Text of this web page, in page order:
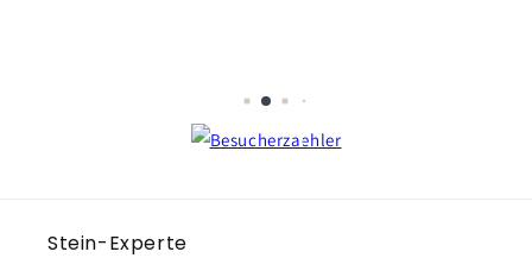
Stein-Experte